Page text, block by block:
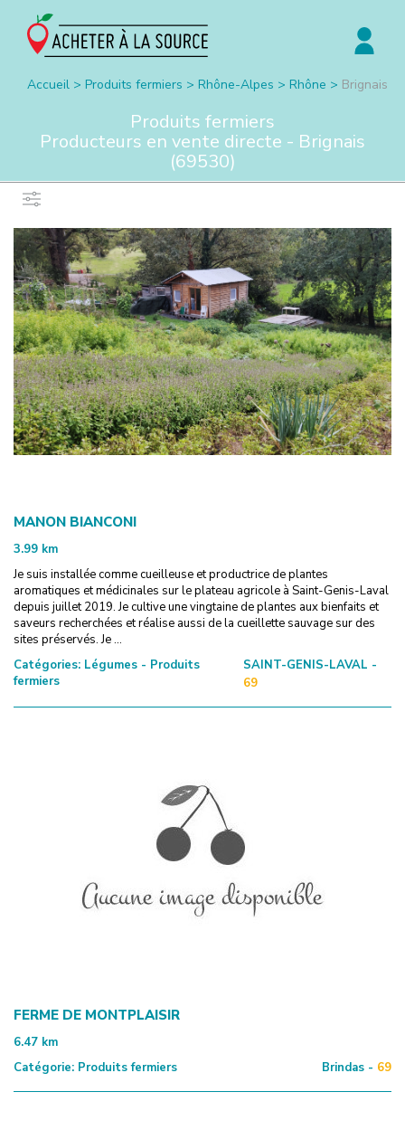
Accueil > Produits fermiers > Rhône-Alpes > Rhône > Brignais
Produits fermiers
Producteurs en vente directe - Brignais
(69530)
MANON BIANCONI
3.99 km
Je suis installée comme cueilleuse et productrice de plantes
aromatiques et médicinales sur le plateau agricole à Saint-Genis-Laval
depuis juillet 2019. Je cultive une vingtaine de plantes aux bienfaits et
saveurs recherchées et réalise aussi de la cueillette sauvage sur des
sites préservés. Je ...
Catégories: Légumes - Produits
fermiers
SAINT-GENIS-LAVAL -
69
FERME DE MONTPLAISIR
6.47 km
Catégorie: Produits fermiers Brindas - 69